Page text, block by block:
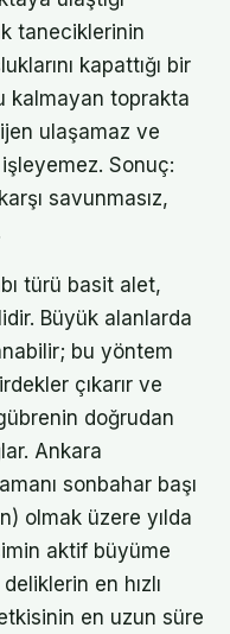
taneciklerinin
kapattığı bir
kalmayan toprakta
ulaşamaz ve
Sonuç:
savunmasız,
türü basit alet,
Büyük alanlarda
bu yöntem
çıkarır ve
doğrudan
Ankara
sonbahar başı
olmak üzere yılda
aktif büyüme
en hızlı
en uzun süre